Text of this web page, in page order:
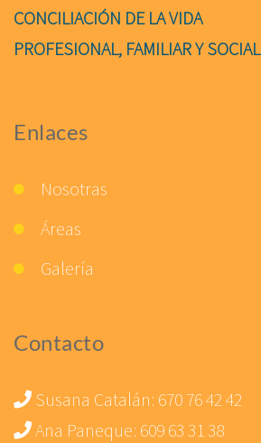
CONCILIACIÓN DE LA VIDA
PROFESIONAL, FAMILIAR Y SOCIAL
Enlaces
Nosotras
Áreas
Galería
Contacto
Susana Catalán: 670 76 42 42
Ana Paneque: 609 63 31 38